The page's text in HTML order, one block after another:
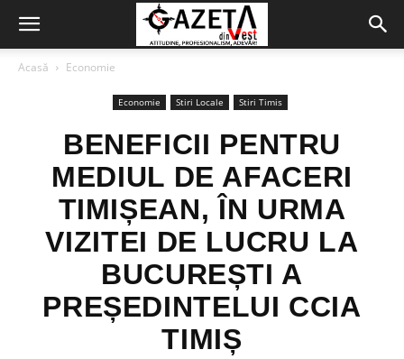
Acasă Economie
Economie Stiri Locale Stiri Timis
BENEFICII PENTRU
MEDIUL DE AFACERI
TIMIȘEAN, ÎN URMA
VIZITEI DE LUCRU LA
BUCUREȘTI A
PREȘEDINTELUI CCIA
TIMIȘ